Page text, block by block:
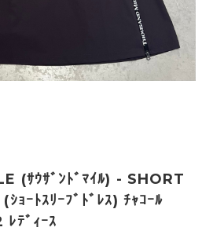
(ｻｳｻﾞﾝﾄﾞﾏｲﾙ) - SHORT
ｮｰﾄｽﾘｰﾌﾞﾄﾞﾚｽ) ﾁｬｺｰﾙ
ﾃﾞｨｰｽ